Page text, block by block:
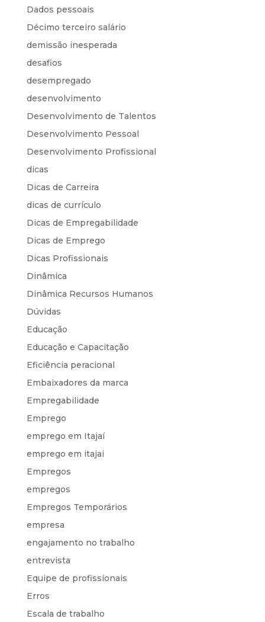
Dados pessoais
Décimo terceiro salário
demissão inesperada
desafios
desempregado
desenvolvimento
Desenvolvimento de Talentos
Desenvolvimento Pessoal
Desenvolvimento Profissional
dicas
Dicas de Carreira
dicas de currículo
Dicas de Empregabilidade
Dicas de Emprego
Dicas Profissionais
Dinâmica
Dinâmica Recursos Humanos
Dúvidas
Educação
Educação e Capacitação
Eficiência peracional
Embaixadores da marca
Empregabilidade
Emprego
emprego em Itajaí
emprego em itajai
Empregos
empregos
Empregos Temporários
empresa
engajamento no trabalho
entrevista
Equipe de profissionais
Erros
Escala de trabalho